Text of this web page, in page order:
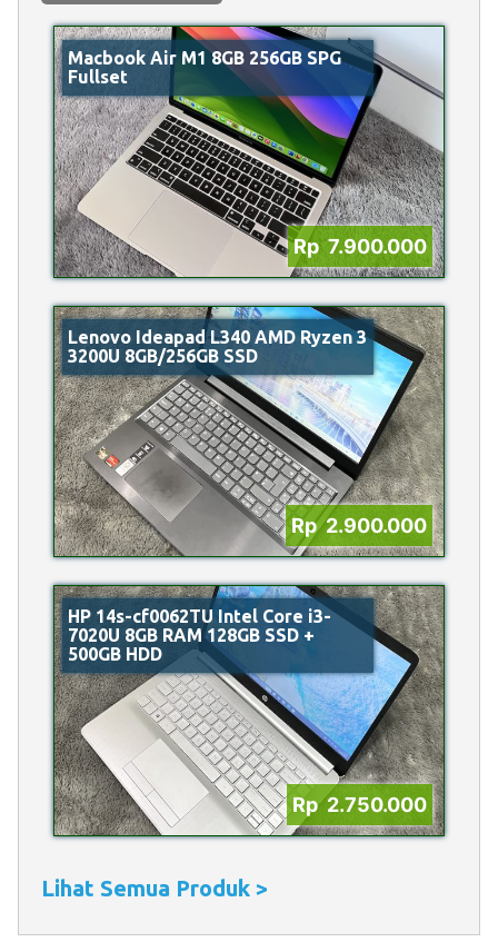
Macbook Air M1 8GB 256GB SPG
Fullset
Rp 7.900.000
Lenovo Ideapad L340 AMD Ryzen 3
3200U 8GB/256GB SSD
Rp 2.900.000
HP 14s-cf0062TU Intel Core i3-
7020U 8GB RAM 128GB SSD +
500GB HDD
Rp 2.750.000
Lihat Semua Produk >